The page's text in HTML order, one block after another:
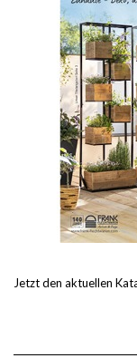
Jetzt den aktuellen